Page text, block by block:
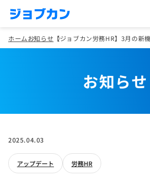
ホームお知らせ 【ジョブカン労務HR】3月の新
お知らせ
2025.04.03
アップデート 労務HR